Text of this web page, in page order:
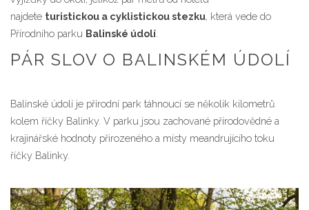
najdete turistickou a cyklistickou stezku , která vede do
Přírodního parku Balinské údolí
PÁR SLOV O BALINSKÉM ÚDOLÍ
Balinské údolí je přírodní park táhnoucí se několik kilometrů
kolem říčky Balinky. V parku jsou zachované přírodovědné a
krajinářské hodnoty přirozeného a místy meandrujícího toku
říčky Balinky.